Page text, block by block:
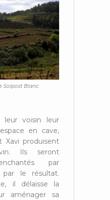
Solpost Blanc
leur voisin leur
en cave,
Xavi produisent
Ils seront
par
par le résultat.
il délaisse la
aménager sa